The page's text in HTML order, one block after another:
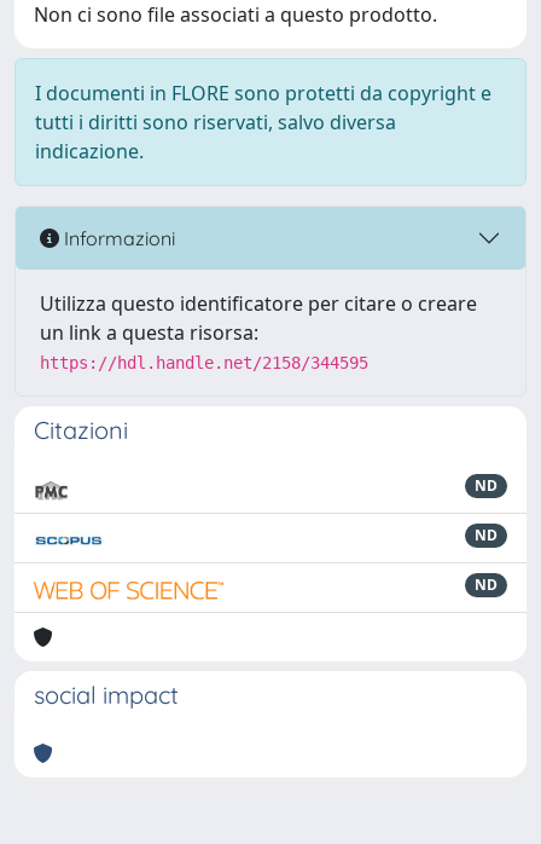
Non ci sono file associati a questo prodotto.
I documenti in FLORE sono protetti da copyright e
tutti i diritti sono riservati, salvo diversa
indicazione.
Informazioni
Utilizza questo identificatore per citare o creare
un link a questa risorsa:
https://hdl.handle.net/2158/344595
Citazioni
ND
ND
ND
social impact